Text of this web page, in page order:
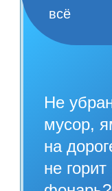
всё
Не
мусор,
на
не горит